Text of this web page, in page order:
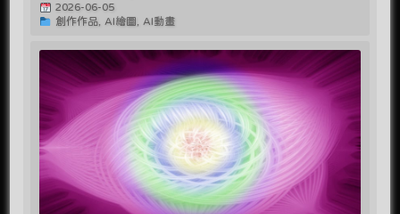
2026-06-05
創作作品, AI繪圖, AI動畫